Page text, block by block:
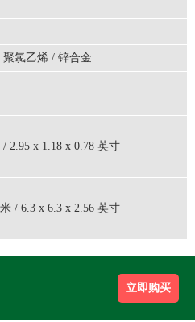
氯乙烯 / 锌合金
2.95 x 1.18 x 0.78 英寸
/ 6.3 x 6.3 x 2.56 英寸
立即购买